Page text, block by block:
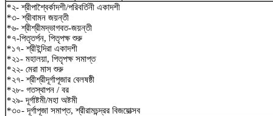
*২- শ্রীপাশ্বৈর্কাদশী/পরিবর্তিনী একাদশী
*৩- শ্রীবামন জয়ন্তী
*৬- শ্রীশ্রীমদ্ভাগবত-জয়ন্তী
*৭-পিতৃতর্পন, পিতৃপক্ষ শুরু
*১৭- শ্রীইন্দিরা একাদশী
*২১- মহালয়া, পিতৃপক্ষ সমাপ্ত
*২২- মেরা মাস শুরু
*২৭- শ্রীশ্রীদূর্গাপূজার বেলষষ্ঠী
*২৮- গতস্থাপন / বর
*২৯- দূর্গাষ্টমী/মহা অষ্টমী
*৩০- দূর্গাপূজা সমাপ্ত, শ্রীরামচন্দ্রর বিজয়োত্সব